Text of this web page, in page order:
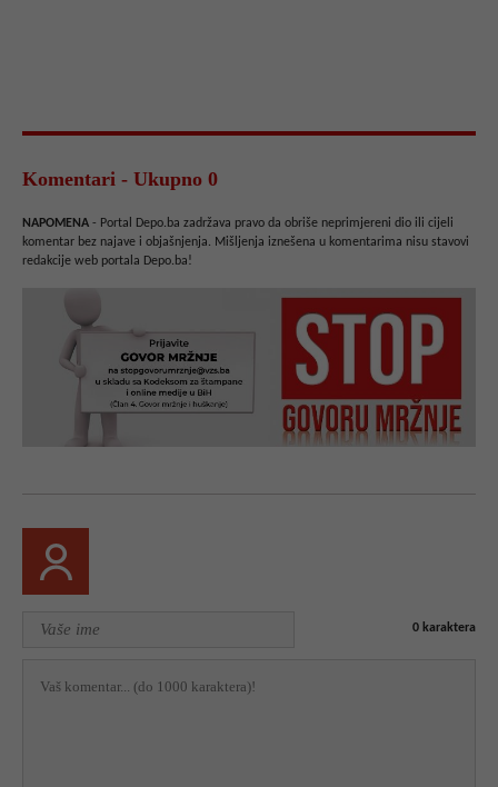
Komentari - Ukupno 0
NAPOMENA - Portal Depo.ba zadržava pravo da obriše neprimjereni dio ili cijeli
komentar bez najave i objašnjenja. Mišljenja iznešena u komentarima nisu stavovi
redakcije web portala Depo.ba!
0 karaktera